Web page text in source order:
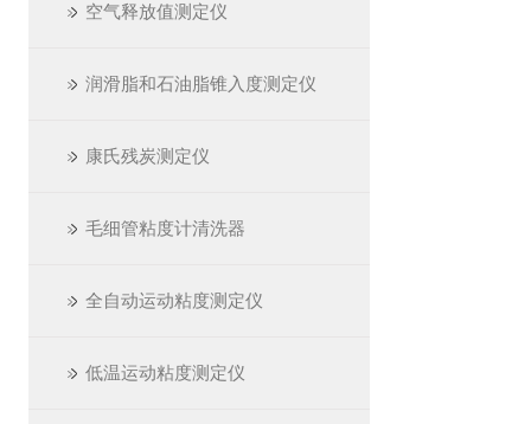
空气释放值测定仪
润滑脂和石油脂锥入度测定仪
康氏残炭测定仪
毛细管粘度计清洗器
全自动运动粘度测定仪
低温运动粘度测定仪